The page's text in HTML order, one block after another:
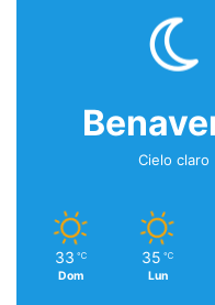
Cielo claro
33 ℃
Dom
35 ℃
Lun